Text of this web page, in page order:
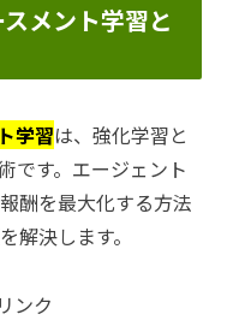
メント学習と
学習は、強化学習と
です。エージェント
酬を最大化する方法
解決します。
ンク